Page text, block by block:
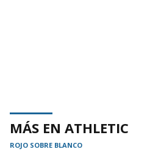
MÁS EN ATHLETIC
ROJO SOBRE BLANCO